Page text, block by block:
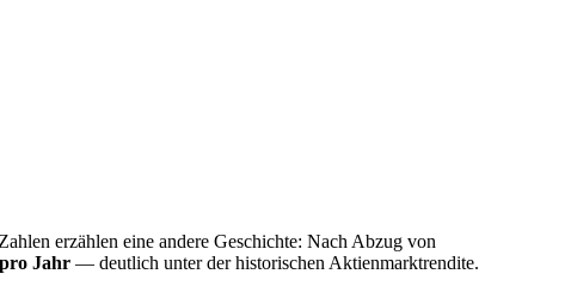
erzählen eine andere Geschichte: Nach Abzug von
Jahr — deutlich unter der historischen Aktienmarktrendite.